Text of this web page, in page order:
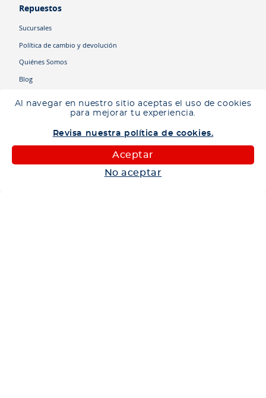
Al navegar en nuestro sitio aceptas el uso de cookies
para mejorar tu experiencia.
Revisa nuestra política de cookies.
Aceptar
No aceptar
Ingresa tu ubicación para ver los productos disponibles en tu zona
Repuestos
Sucursales
Política de cambio y devolución
Quiénes Somos
Blog